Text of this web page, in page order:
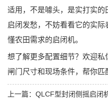
适用 ，不是噱头，是实打实
启闭发愁，不妨看看它的实
懂农田需求的启闭机。
想了解更多配置细节？欢迎
闸门尺寸和现场条件，帮你匹
上一篇： QLCF型封闭侧摇启闭